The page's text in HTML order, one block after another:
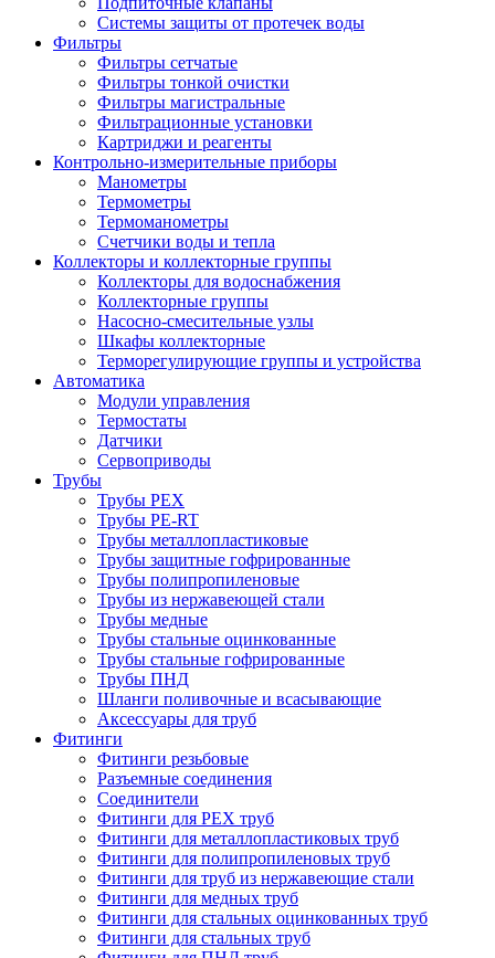
Системы защиты от протечек воды
Фильтры
Фильтры сетчатые
Фильтры тонкой очистки
Фильтры магистральные
Фильтрационные установки
Картриджи и реагенты
Контрольно-измерительные приборы
Манометры
Термометры
Термоманометры
Счетчики воды и тепла
Коллекторы и коллекторные группы
Коллекторы для водоснабжения
Коллекторные группы
Насосно-смесительные узлы
Шкафы коллекторные
Терморегулирующие группы и устройства
Автоматика
Модули управления
Термостаты
Датчики
Сервоприводы
Трубы
Трубы PEX
Трубы PE-RT
Трубы металлопластиковые
Трубы защитные гофрированные
Трубы полипропиленовые
Трубы из нержавеющей стали
Трубы медные
Трубы стальные оцинкованные
Трубы стальные гофрированные
Трубы ПНД
Шланги поливочные и всасывающие
Аксессуары для труб
Фитинги
Фитинги резьбовые
Разъемные соединения
Соединители
Фитинги для PEX труб
Фитинги для металлопластиковых труб
Фитинги для полипропиленовых труб
Фитинги для труб из нержавеющие стали
Фитинги для медных труб
Фитинги для стальных оцинкованных труб
Фитинги для стальных труб